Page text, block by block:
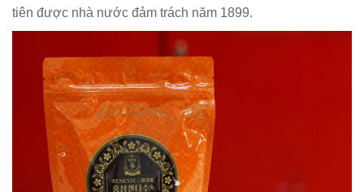
tiên được nhà nước đảm trách năm 1899.